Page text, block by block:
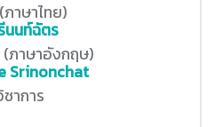
าษาไทย)
นนท์ฉัตร
ภาษาอังกฤษ)
Srinonchat
าการ